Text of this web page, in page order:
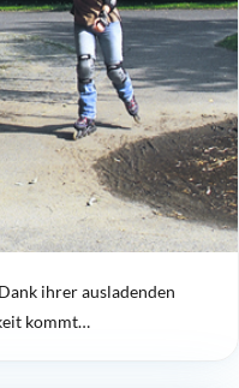
ihrer ausladenden
kommt…